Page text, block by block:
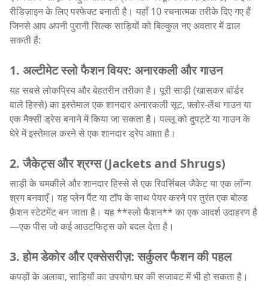
रीडिज़ाइन के लिए परफेक्ट बनाती है। यहाँ 10 रचनात्मक तरीके दिए गए हैं
जिनसे आप अपनी पुरानी सिल्क साड़ियों को बिल्कुल नए अवतार में ढाल
सकती हैं:
1. अल्टीमेट स्लो फैशन वियर: अनारकली और गाउन
यह सबसे लोकप्रिय और बेहतरीन तरीका है। पूरी साड़ी (खासकर बॉर्डर
वाले हिस्से) का इस्तेमाल एक शानदार अनारकली सूट, फ़्लोर-लेंथ गाउन या
एक मैक्सी ड्रेस बनाने में किया जा सकता है। पल्लू को दुपट्टे या गाउन के
घेरे में इस्तेमाल करने से एक शानदार ड्रेप आता है।
2. जैकेट्स और श्रग्स (Jackets and Shrugs)
साड़ी के चमकीले और शानदार हिस्से से एक रिवर्सिबल जैकेट या एक लॉन्ग
श्रग बनवाएँ। यह प्लेन पैंट या टॉप के साथ पेयर करने पर तुरंत एक बोल्ड
फ़ैशन स्टेटमेंट बन जाता है। यह **स्लो फैशन** का एक आदर्श उदाहरण है
—एक पीस जो कई आउटफिट्स को बदल देता है।
3. होम डेकोर और एक्सेसरीज़: सर्कुलर फैशन की पहल
कपड़ों के अलावा, साड़ियों का उपयोग घर की सजावट में भी हो सकता है।